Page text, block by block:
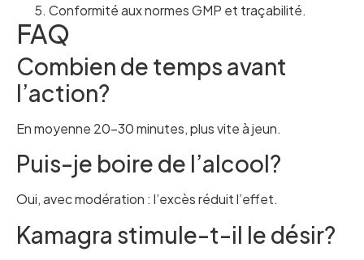
Conformité aux normes GMP et traçabilité.
FAQ
Combien de temps avant
l’action?
En moyenne 20–30 minutes, plus vite à jeun.
Puis-je boire de l’alcool?
Oui, avec modération : l’excès réduit l’effet.
Kamagra stimule-t-il le désir?